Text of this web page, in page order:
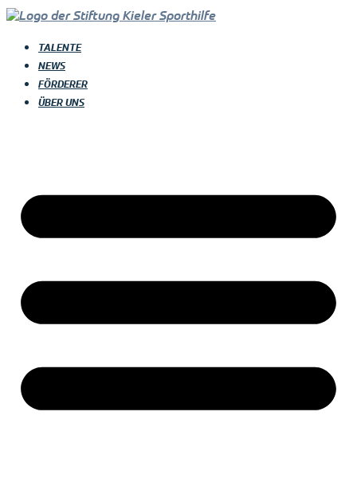
TALENTE
NEWS
FÖRDERER
ÜBER UNS